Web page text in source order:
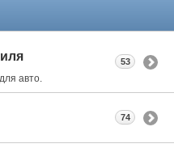
авто.
53
74